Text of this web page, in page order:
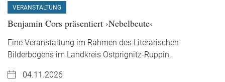
VERANSTALTUNG
Benjamin Cors präsentiert ›Nebelbeute‹
Eine Veranstaltung im Rahmen des Literarischen
Bilderbogens im Landkreis Ostprignitz-Ruppin.
04.11.2026